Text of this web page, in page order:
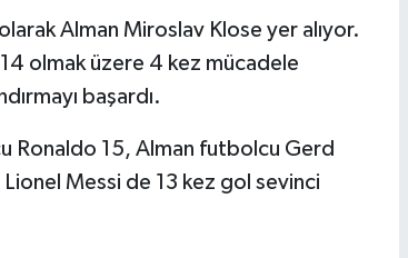
Alman Miroslav Klose yer alıyor.
olmak üzere 4 kez mücadele
başardı.
Ronaldo 15, Alman futbolcu Gerd
Messi de 13 kez gol sevinci